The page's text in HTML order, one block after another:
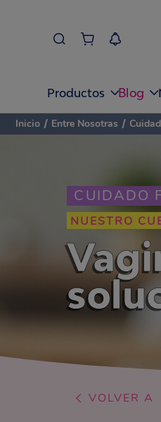
Productos Blog
CUIDADO
NUESTRO
Inicio / Entre Nosotras /
VOLVER A